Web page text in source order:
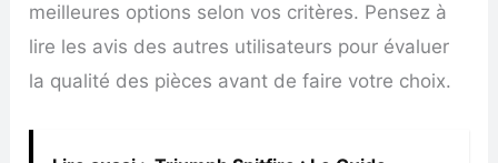
meilleures options selon vos critères. Pensez à
lire les avis des autres utilisateurs pour évaluer
la qualité des pièces avant de faire votre choix.